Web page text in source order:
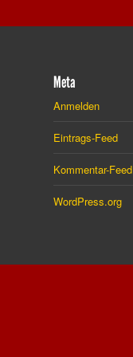
Meta
Anmelden
Eintrags-Feed
Kommentar-Feed
WordPress.org